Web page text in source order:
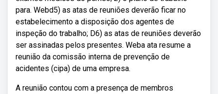
para. Webd5) as atas de reuniões deverão ficar no
estabelecimento a disposição dos agentes de
inspeção do trabalho; D6) as atas de reuniões deverão
ser assinadas pelos presentes. Weba ata resume a
reunião da comissão interna de prevenção de
acidentes (cipa) de uma empresa.
A reunião contou com a presença de membros